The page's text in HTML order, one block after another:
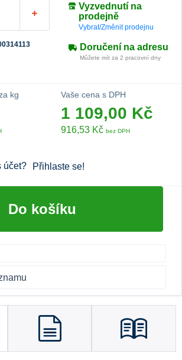
Vyzvednutí na
prodejně
Vybrat/Změnit prodejnu
Doručení na adresu
Můžete mít za 2 pracovní dny
kg Vaše cena s DPH
1 109,00 Kč
916,53 Kč bez DPH
účet? Přihlaste se!
Do košíku